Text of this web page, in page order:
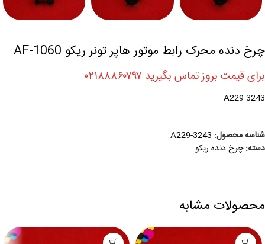
چرخ دنده محرک رابط موتور هاپر تونر ریکو AF-1060
برای قیمت بروز تماس بگیرید ۰۲۱۸۸۸۶۰۷۹۷
A229-3243
شناسه محصول: A229-3243
دسته: چرخ دنده ريکو
محصولات مشابه